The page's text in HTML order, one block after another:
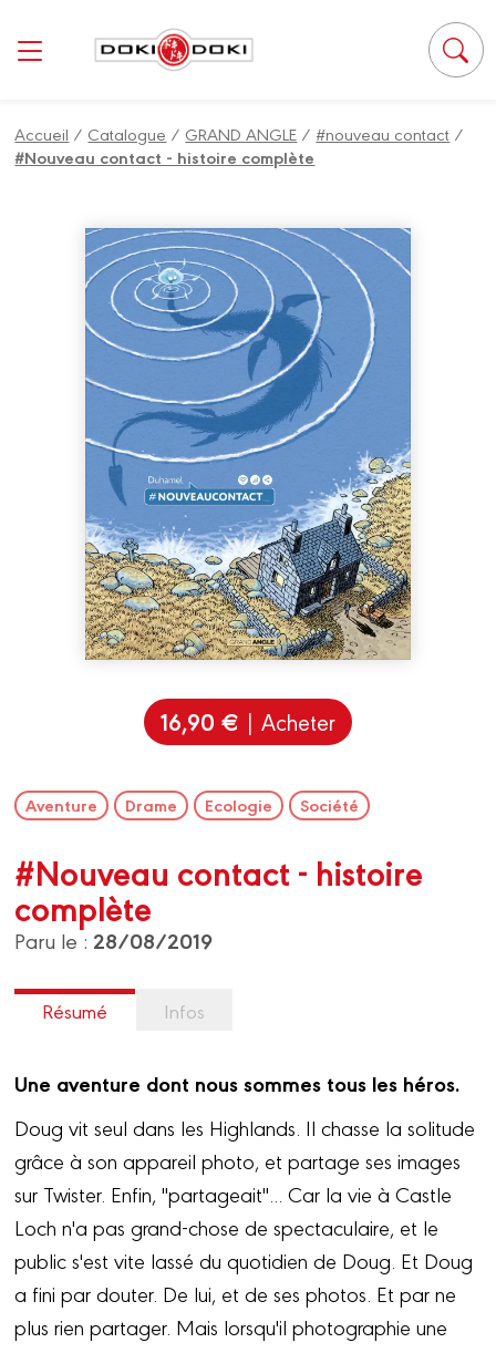
Accueil / Catalogue / GRAND ANGLE / #nouveau contact /
#Nouveau contact - histoire complète
16,90 € | Acheter
Aventure Drame Ecologie Société
#Nouveau contact - histoire
complète
Paru le : 28/08/2019
Résumé Infos
Une aventure dont nous sommes tous les héros.
Doug vit seul dans les Highlands. Il chasse la solitude
grâce à son appareil photo, et partage ses images
sur Twister. Enfin, "partageait"... Car la vie à Castle
Loch n'a pas grand-chose de spectaculaire, et le
public s'est vite lassé du quotidien de Doug. Et Doug
a fini par douter. De lui, et de ses photos. Et par ne
plus rien partager. Mais lorsqu'il photographie une